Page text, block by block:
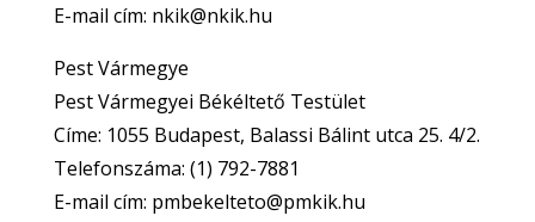
E-mail cím: nkik@nkik.hu
Pest Vármegye
Pest Vármegyei Békéltető Testület
Címe: 1055 Budapest, Balassi Bálint utca 25. 4/2.
Telefonszáma: (1) 792-7881
E-mail cím: pmbekelteto@pmkik.hu